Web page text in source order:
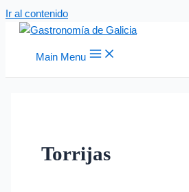
Ir al contenido
Main Menu
Torrijas